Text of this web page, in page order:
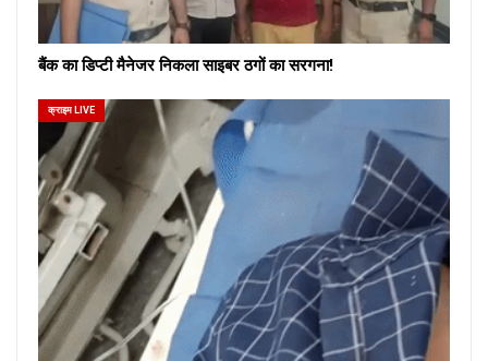
बैंक का डिप्टी मैनेजर निकला साइबर ठगों का सरगना!
क्राइम LIVE